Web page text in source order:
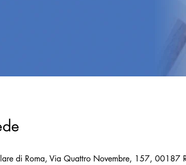
di Roma, Via Quattro Novembre, 157, 00187